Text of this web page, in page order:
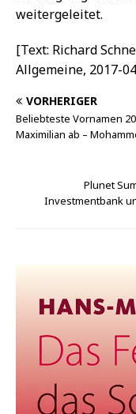
weitergeleitet.
[Text: Richard
Allgemeine, 2017-
VORHERIGER
Beliebteste Vornamen
Maximilian ab –
Plunet
Investmentbank